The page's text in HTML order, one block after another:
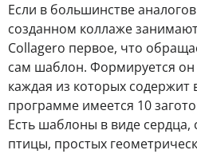
Если в большинстве
созданном коллаже
Collagero первое, что
сам шаблон. Формируется он
каждая из которых содержит
программе имеется 10
Есть шаблоны в виде сердца,
птицы, простых